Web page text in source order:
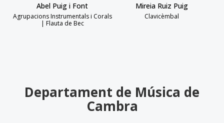
Abel Puig i Font
Agrupacions Instrumentals i Corals
| Flauta de Bec
Mireia Ruiz Puig
Clavicèmbal
Departament de Música de
Cambra